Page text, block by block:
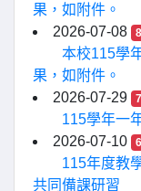
果，如附件。
2026-07-08
本校115學
果，如附件。
2026-07-29
115學年一
2026-07-10
115年度教
共同備課研習